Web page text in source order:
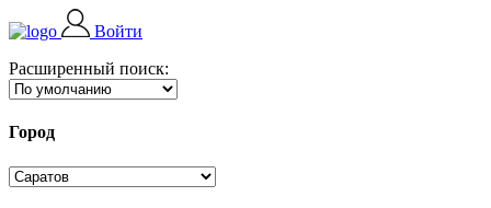
Войти
Расширенный поиск:
Город